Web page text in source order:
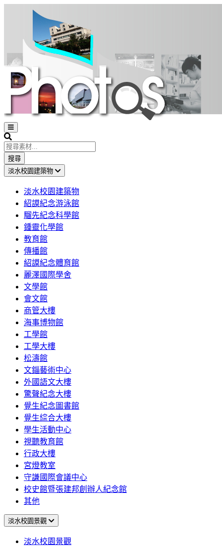
Open
sidebar
Search
搜尋
淡水校園建築物
淡水校園建築物
紹謨紀念游泳館
騮先紀念科學館
鍾靈化學館
教育館
傳播館
紹謨紀念體育館
麗澤國際學舍
文學館
會文館
商管大樓
海事博物館
工學館
工學大樓
松濤館
文錙藝術中心
外國語文大樓
驚聲紀念大樓
覺生紀念圖書館
覺生綜合大樓
學生活動中心
視聽教育館
行政大樓
宮燈教室
守謙國際會議中心
校史館暨張建邦創辦人紀念館
其他
淡水校園景觀
淡水校園景觀